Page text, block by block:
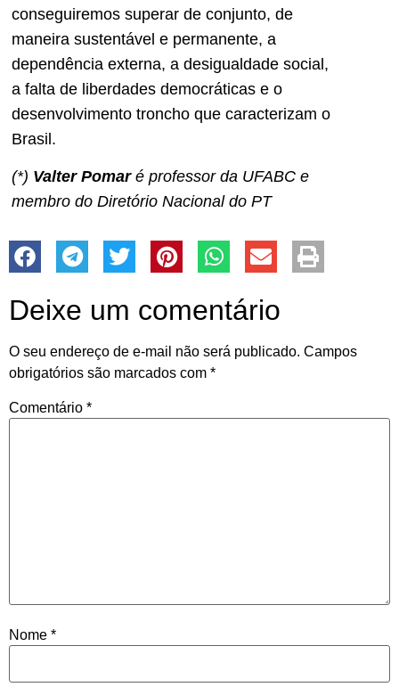
conseguiremos superar de conjunto, de
maneira sustentável e permanente, a
dependência externa, a desigualdade social,
a falta de liberdades democráticas e o
desenvolvimento troncho que caracterizam o
Brasil.
(*) Valter Pomaré professor da UFABC e
membro do Diretório Nacional do PT
Deixe um comentário
O seu endereço de e-mail não será publicado. Campos
obrigatórios são marcados com *
Comentário *
Nome *